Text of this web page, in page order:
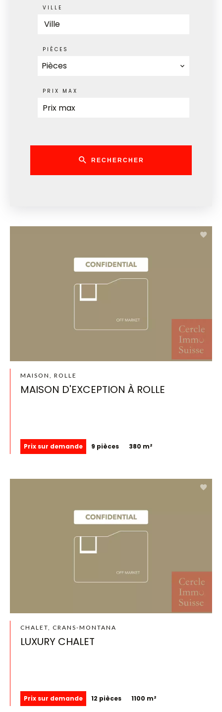
MAISON, ROLLE
MAISON D'EXCEPTION À ROLLE
Prix sur demande 9 pièces 380 m²
CHALET, CRANS-MONTANA
LUXURY CHALET
Prix sur demande 12 pièces 1100 m²
VILLE
Ville
PIÈCES
Pièces
PRIX MAX
RECHERCHER